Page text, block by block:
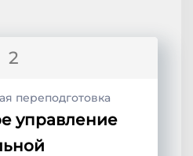
2
переподготовка
управление